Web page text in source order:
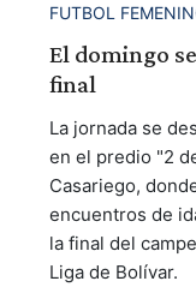
FUTBOL
El domingo
final
La jornada se
en el predio "2
Casariego,
encuentros de
la final del
Liga de Bolívar.